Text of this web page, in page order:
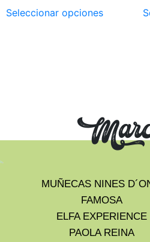
Seleccionar opciones
MUÑECAS NINES
FAMOSA
ELFA EXPERIENCE
PAOLA REINA